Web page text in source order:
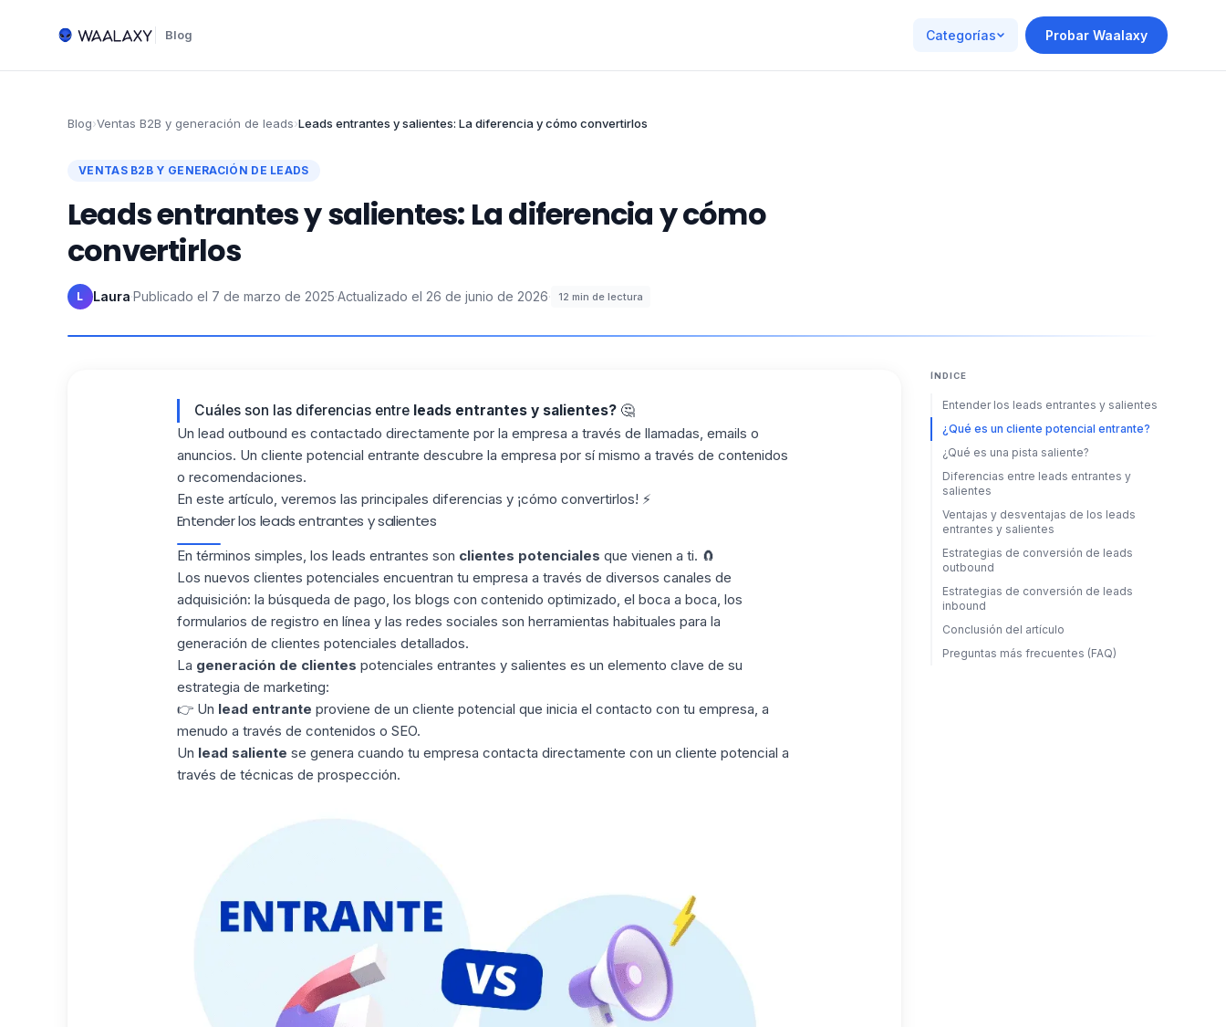
Blog Categorías Probar Waalaxy
Blog›Ventas B2B y generación de leads›Leads entrantes y salientes: La diferencia y cómo convertirlos
VENTAS B2B Y GENERACIÓN DE LEADS
Leads entrantes y salientes: La diferencia y cómo
convertirlos
L Laura·Publicado el 7 de marzo de 2025·Actualizado el 26 de junio de 2026· 12 min de lectura
Cuáles son las diferencias entre leads entrantes y salientes?🤔
Un lead outbound es contactado directamente por la empresa a través de llamadas, emails o
anuncios. Un cliente potencial entrante descubre la empresa por sí mismo a través de contenidos
o recomendaciones.
En este artículo, veremos las principales diferencias y ¡cómo convertirlos! ⚡
Entender los leads entrantes y salientes
En términos simples, los leads entrantes son clientes potenciales que vienen a ti. 🧲
Los nuevos clientes potenciales encuentran tu empresa a través de diversos canales de
adquisición: la búsqueda de pago, los blogs con contenido optimizado, el boca a boca, los
formularios de registro en línea y las redes sociales son herramientas habituales para la
generación de clientes potenciales detallados.
La generación de clientes potenciales entrantes y salientes es un elemento clave de su
estrategia de marketing:
👉 Un lead entrante proviene de un cliente potencial que inicia el contacto con tu empresa, a
menudo a través de contenidos o SEO.
Un lead saliente se genera cuando tu empresa contacta directamente con un cliente potencial a
través de técnicas de prospección.
ÍNDICE
Entender los leads entrantes y salientes
¿Qué es un cliente potencial entrante?
¿Qué es una pista saliente?
Diferencias entre leads entrantes y
salientes
Ventajas y desventajas de los leads
entrantes y salientes
Estrategias de conversión de leads
outbound
Estrategias de conversión de leads
inbound
Conclusión del artículo
Preguntas más frecuentes (FAQ)